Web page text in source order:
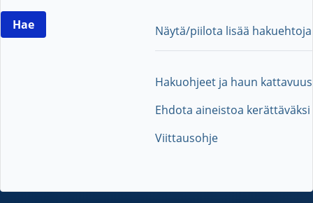
Näytä/piilota lisää hakuehtoja
Hakuohjeet ja haun kattavuus
Ehdota aineistoa kerättäväksi
Viittausohje